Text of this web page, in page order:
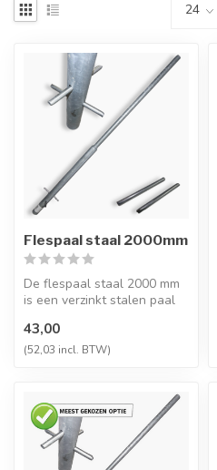
Flespaal staal 2000mm
De flespaal staal 2000 mm
is een verzinkt stalen paal
43,00
(52,03 incl. BTW)